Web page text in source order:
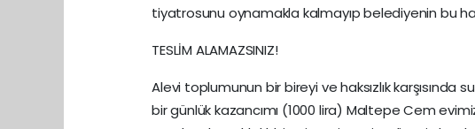
tiyatrosunu oynamakla kalmayıp belediyenin bu
TESLİM ALAMAZSINIZ!
Alevi toplumunun bir bireyi ve haksızlık karşısında
bir günlük kazancımı (1000 lira) Maltepe Cem